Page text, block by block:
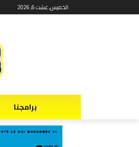
الخميس, غشت 6, 2026
برامجنا